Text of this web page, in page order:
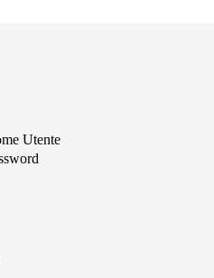
Utente